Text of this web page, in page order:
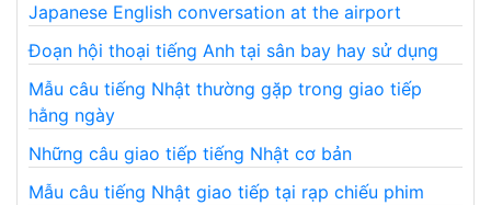
Japanese English conversation at the airport
Đoạn hội thoại tiếng Anh tại sân bay hay sử dụng
Mẫu câu tiếng Nhật thường gặp trong giao tiếp
hằng ngày
Những câu giao tiếp tiếng Nhật cơ bản
Mẫu câu tiếng Nhật giao tiếp tại rạp chiếu phim